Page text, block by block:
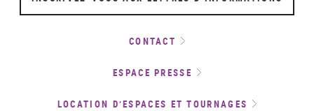
CONTACT
ESPACE PRESSE
LOCATION D’ESPACES ET TOURNAGES